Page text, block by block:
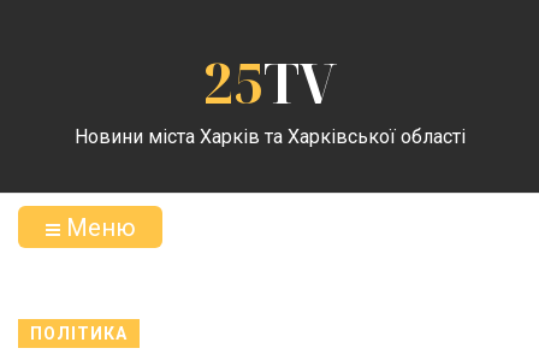
25TV
Новини міста Харків та Харківської області
Меню
ПОЛІТИКА